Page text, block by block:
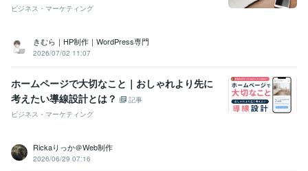
ビジネス・マーケティング
きむら｜HP制作｜WordPress専門
2026/07/02 11:07
ホームページで大切なこと｜おしゃれより先に
考えたい導線設計とは？
記事
ビジネス・マーケティング
Rickaりっか＠Web制作
2026/06/29 07:16